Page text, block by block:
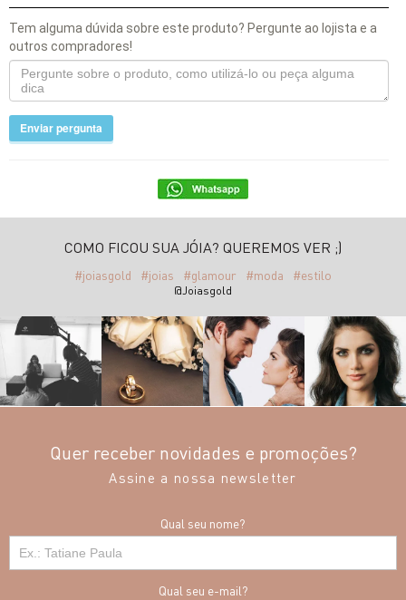
Tem alguma dúvida sobre este produto? Pergunte ao lojista e a
outros compradores!
Enviar pergunta
COMO FICOU SUA JÓIA? QUEREMOS VER ;)
#joiasgold #joias #glamour #moda #estilo
@Joiasgold
Quer receber novidades e promoções?
Assine a nossa newsletter
Qual seu nome?
Qual seu e-mail?